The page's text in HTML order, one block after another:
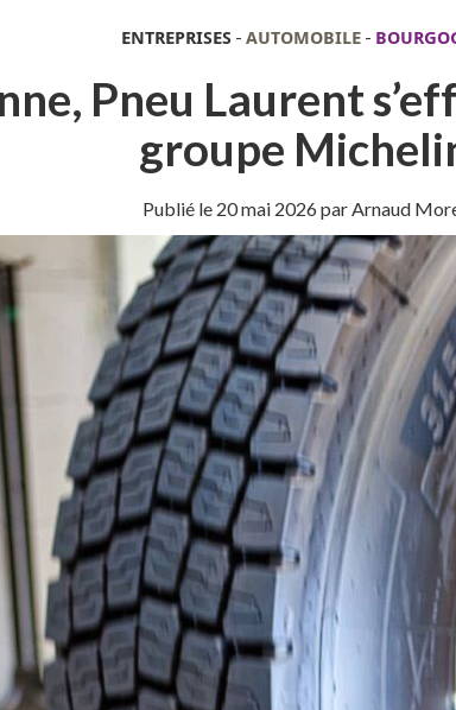
ENTREPRISES - AUTOMOBILE -
Pneu Laurent
groupe
Publié le 20 mai 2026par Arnaud